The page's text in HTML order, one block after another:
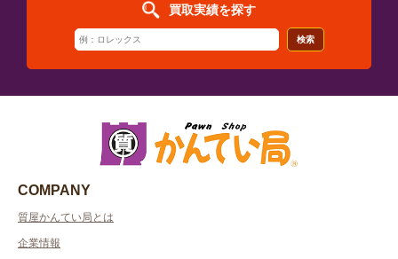
買取実績を探す
検索
COMPANY
質屋かんてい局とは
企業情報